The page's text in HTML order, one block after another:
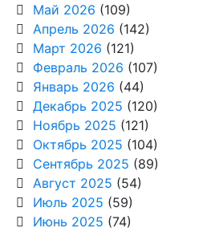
Май 2026 (109)
Апрель 2026 (142)
Март 2026 (121)
Февраль 2026 (107)
Январь 2026 (44)
Декабрь 2025 (120)
Ноябрь 2025 (121)
Октябрь 2025 (104)
Сентябрь 2025 (89)
Август 2025 (54)
Июль 2025 (59)
Июнь 2025 (74)